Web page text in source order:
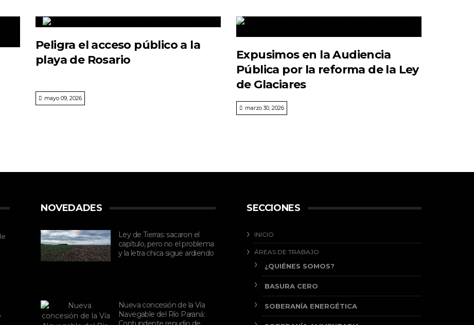
Peligra el acceso público a la
playa de Rosario
mayo 09, 2026
Expusimos en la Audiencia
Pública por la reforma de la Ley
de Glaciares
marzo 30, 2026
NOVEDADES
Ley de Tierras: sacaron el
capítulo, pero no el problema
y la letra chica sigue ardiendo
Nueva concesión de la Vía
Navegable del Río Paraná:
SECCIONES
INICIO
ÁREAS DE TRABAJO
¿QUIÉNES SOMOS?
BASURA CERO
SOBERANÍA ENERGÉTICA